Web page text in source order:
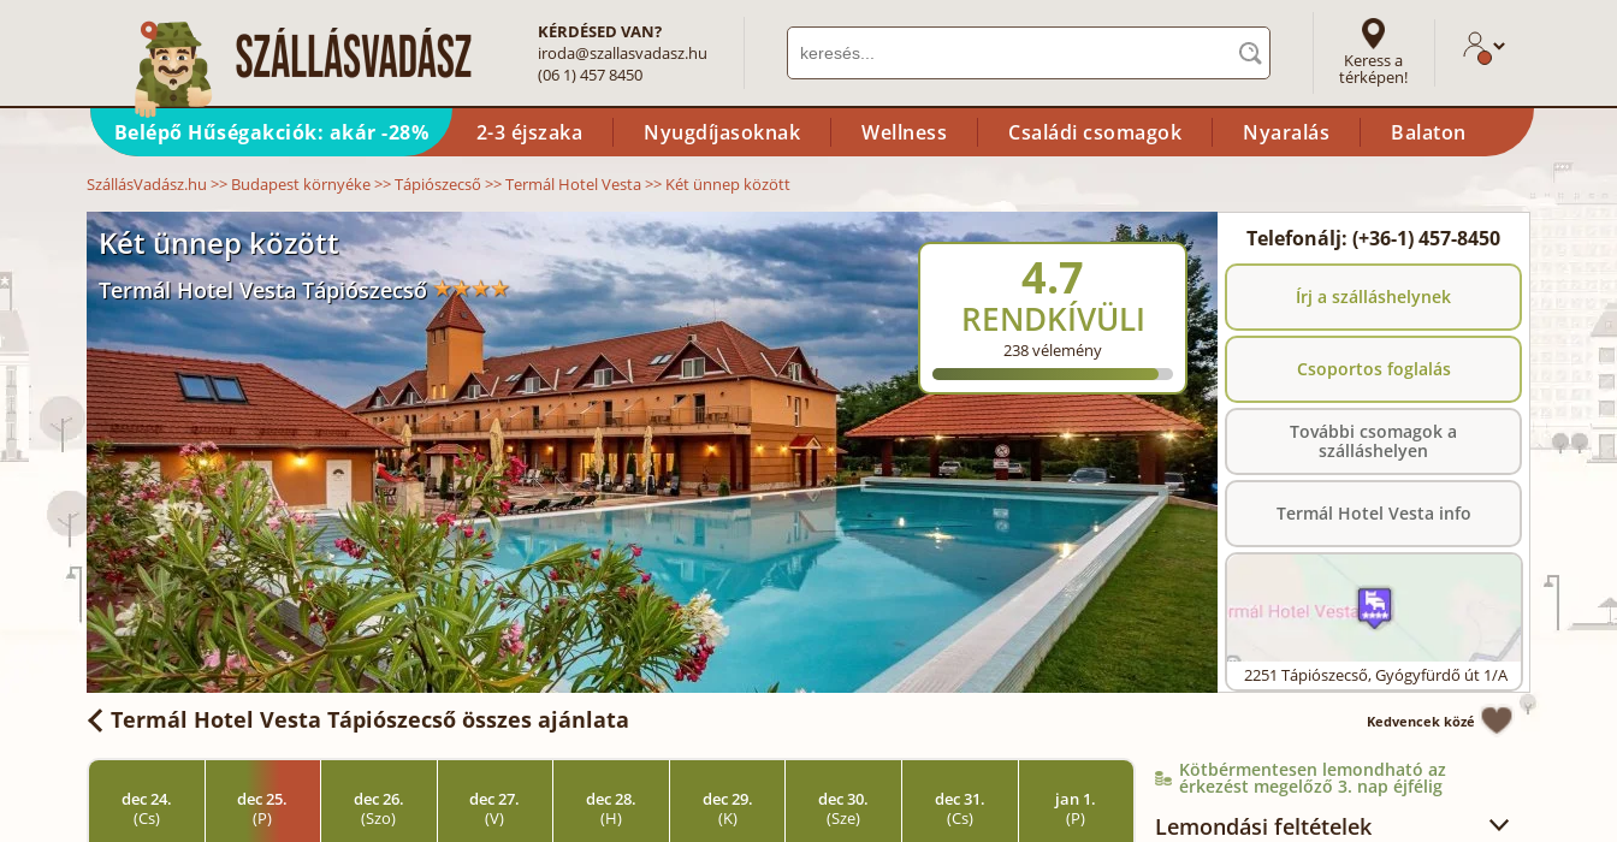
KÉRDÉSED VAN?
iroda@szallasvadasz.hu
(06 1) 457 8450
Keress a
térképen!
Belépő Hűségakciók: akár -28% 2-3 éjszaka Nyugdíjasoknak Wellness Családi csomagok Nyaralás Balaton
SzállásVadász.hu >> Budapest környéke>>Tápiószecső >>Termál Hotel Vesta>> Két ünnep között
Két ünnep között
Termál Hotel Vesta Tápiószecső 4.7
RENDKÍVÜLI
238vélemény
Telefonálj: (+36-1) 457-8450
Írj a szálláshelynek
Csoportos foglalás
További csomagok a
szálláshelyen
Termál Hotel Vesta info
2251 Tápiószecső,Gyógyfürdő út 1/A
Termál Hotel Vesta Tápiószecső összes ajánlata Kedvencek közé
dec 24.
(Cs)
dec 25.
(P)
dec 26.
(Szo)
dec 27.
(V)
dec 28.
(H)
dec 29.
(K)
dec 30.
(Sze)
dec 31.
(Cs)
jan 1.
(P)
Kötbérmentesen lemondható az
érkezést megelőző 3. nap éjfélig
Lemondási feltételek